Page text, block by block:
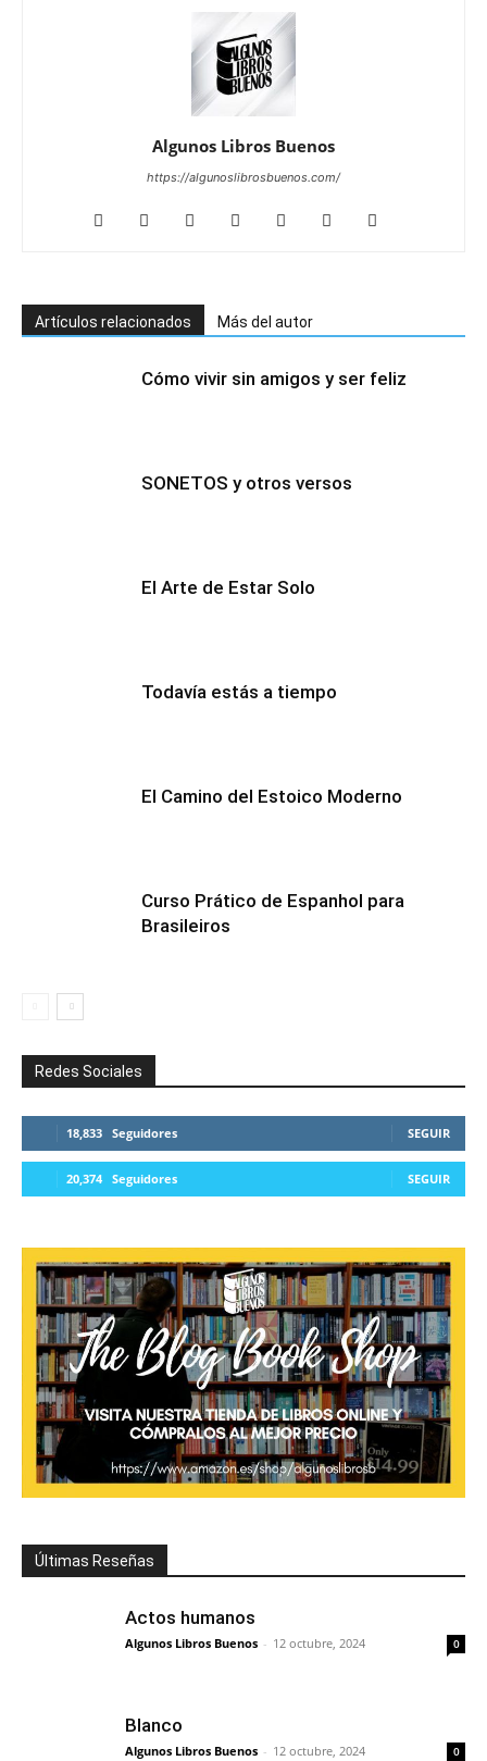
Algunos Libros Buenos
https://algunoslibrosbuenos.com/
Artículos relacionados Más del autor
Cómo vivir sin amigos y ser feliz
SONETOS y otros versos
El Arte de Estar Solo
Todavía estás a tiempo
El Camino del Estoico Moderno
Curso Prático de Espanhol para
Brasileiros
Redes Sociales
18,833 Seguidores SEGUIR
20,374 Seguidores SEGUIR
Últimas Reseñas
Actos humanos
Algunos Libros Buenos - 12 octubre, 2024 0
Blanco
Algunos Libros Buenos - 12 octubre, 2024 0